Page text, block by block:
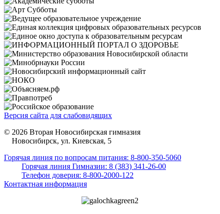
Версия сайта для слабовидящих
© 2026 Вторая Новосибирская гимназия
Новосибирск, ул. Киевская, 5
Горячая линия по вопросам питания: 8-800-350-5060
Горячая линия Гимназии: 8 (383) 341-26-00
Телефон доверия: 8-800-2000-122
Контактная информация